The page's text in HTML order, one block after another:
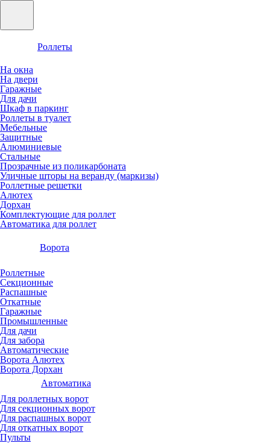
Роллеты
На окна
На двери
Гаражные
Для дачи
Шкаф в паркинг
Роллеты в туалет
Мебельные
Защитные
Алюминиевые
Стальные
Прозрачные из поликарбоната
Уличные шторы на веранду (маркизы)
Роллетные решетки
Алютех
Дорхан
Комплектующие для роллет
Автоматика для роллет
Ворота
Роллетные
Секционные
Распашные
Откатные
Гаражные
Промышленные
Для дачи
Для забора
Автоматические
Ворота Алютех
Ворота Дорхан
Автоматика
Для роллетных ворот
Для секционных ворот
Для распашных ворот
Для откатных ворот
Пульты